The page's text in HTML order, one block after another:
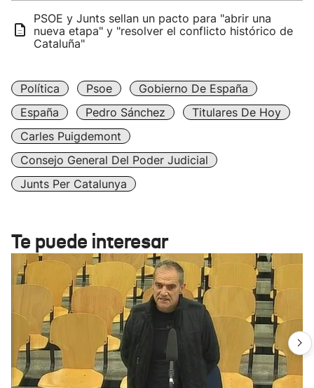
PSOE y Junts sellan un pacto para "abrir una
nueva etapa" y "resolver el conflicto histórico de
Cataluña"
Política Psoe
Gobierno De España
España
Pedro Sánchez
Titulares De Hoy
Carles Puigdemont
Consejo General Del Poder Judicial
Junts Per Catalunya
Te puede interesar